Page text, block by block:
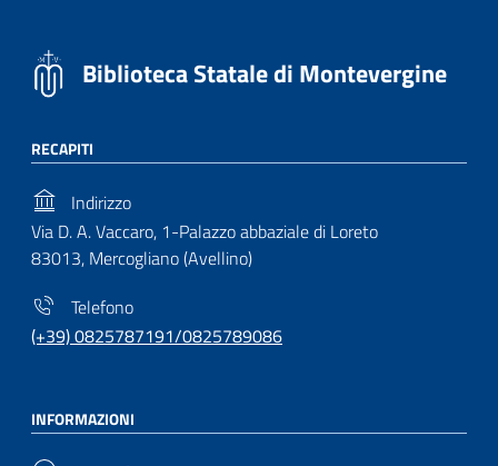
Biblioteca Statale di Montevergine
RECAPITI
Indirizzo
Via D. A. Vaccaro, 1-Palazzo abbaziale di Loreto
83013, Mercogliano (Avellino)
Telefono
(+39) 0825787191/0825789086
INFORMAZIONI